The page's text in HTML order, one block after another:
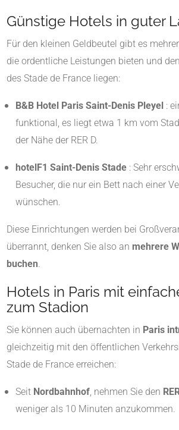
Günstige Hotels in guter
Für den kleinen Geldbeutel gibt es
die ordentliche Leistungen bieten und
des Stade de France liegen:
B&B Hotel Paris Saint-Denis Pleyel :
funktional, es liegt etwa 1 km vom
der Nähe der RER D.
hotelF1 Saint-Denis Stade : Sehr
Besucher, die nur ein Bett nach einer
wünschen.
Diese Einrichtungen werden bei
überrannt, denken Sie also an mehrere
buchen.
Hotels in Paris mit
zum Stadion
Sie können auch übernachten in Paris
gleichzeitig mit den öffentlichen
Stade de France erreichen:
Seit Nordbahnhof, nehmen Sie den
weniger als 10 Minuten anzukommen.